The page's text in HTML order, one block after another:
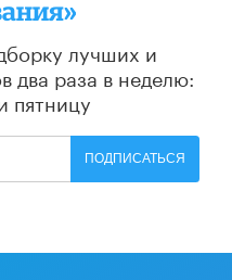
лучших и
два раза в неделю:
пятницу
ПОДПИСАТЬСЯ